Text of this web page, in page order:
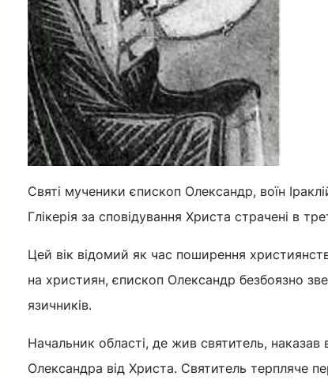
Святі мученики єпископ Олександр, воїн
Глікерія за сповідування Христа страчені в
Цей вік відомий як час поширення
на християн, єпископ Олександр безбоязно
язичників.
Начальник області, де жив святитель,
Олександра від Христа. Святитель терпляче